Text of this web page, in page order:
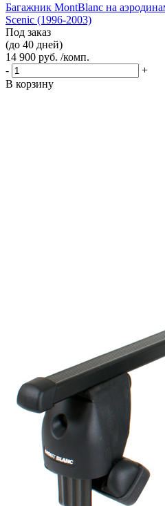
Багажник MontBlanc на
Scenic (1996-2003)
Под заказ
(до 40 дней)
14 900 руб. /комп.
-
+
В корзину